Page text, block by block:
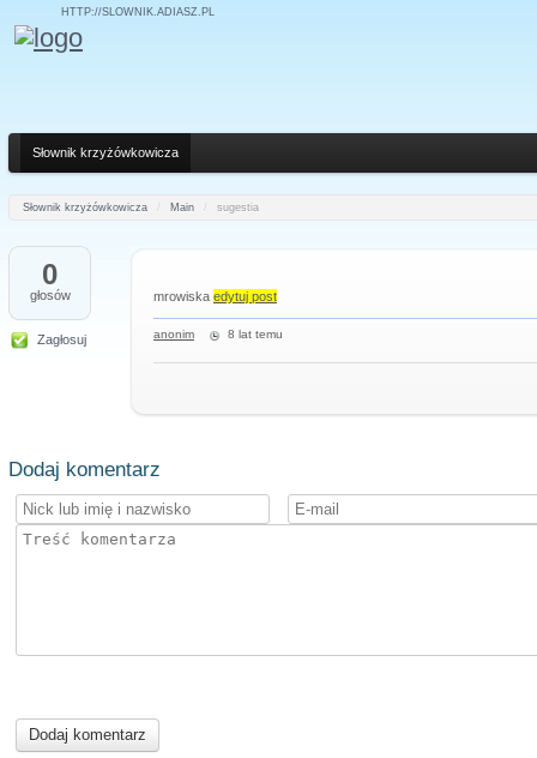
HTTP://SLOWNIK.ADIASZ.PL
Słownik krzyżówkowicza
Słownik krzyżówkowicza / Main / sugestia
0
głosów
Zagłosuj
mrowiska edytuj post
anonim 8 lat temu
Dodaj komentarz